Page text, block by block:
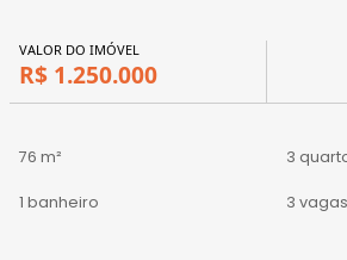
VALOR DO IMÓVEL
R$ 1.250.000
76 m² 3
1 banheiro 3 vagas